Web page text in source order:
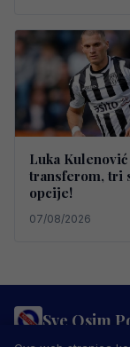
Luka
transferom, tri
opcije!
07/08/2026
Sve Osim
PRAVILA